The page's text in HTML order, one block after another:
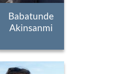
Babatunde
Akinsanmi